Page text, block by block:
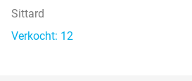
Sittard
Verkocht: 12